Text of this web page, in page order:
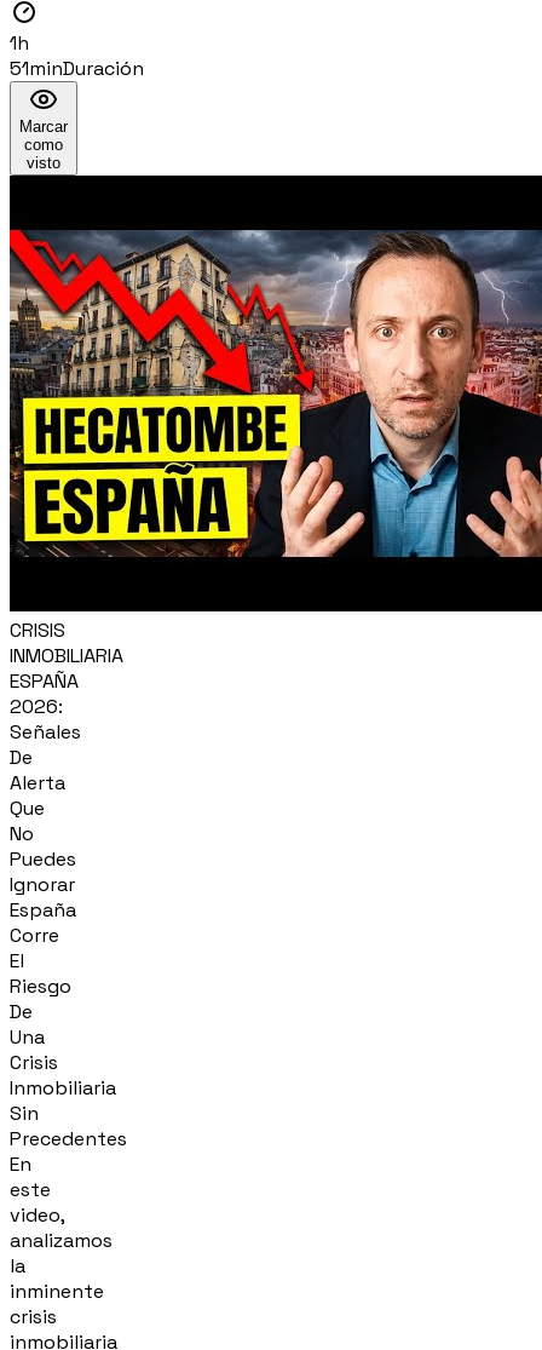
1h
51minDuración
Marcar
como
visto
CRISIS
INMOBILIARIA
ESPAÑA
2026:
Señales
De
Alerta
Que
No
Puedes
Ignorar
España
Corre
El
Riesgo
De
Una
Crisis
Inmobiliaria
Sin
Precedentes
En
este
video,
analizamos
la
inminente
crisis
inmobiliaria